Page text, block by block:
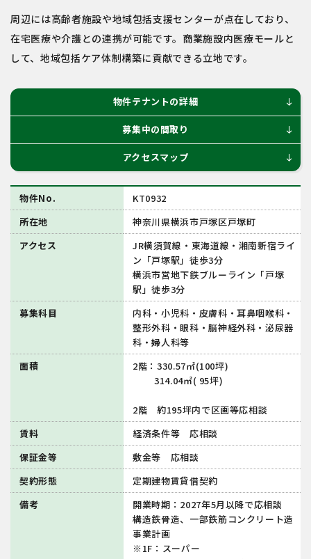
周辺には高齢者施設や地域包括支援センターが点在しており、
在宅医療や介護との連携が可能です。商業施設内医療モールと
して、地域包括ケア体制構築に貢献できる立地です。
物件テナントの詳細 south
募集中の間取り south
アクセスマップ south
物件No.
KT0932
所在地
神奈川県横浜市戸塚区戸塚町
アクセス
JR横須賀線・東海道線・湘南新宿ライ
ン「戸塚駅」徒歩3分
横浜市営地下鉄ブルーライン「戸塚
駅」徒歩3分
募集科目
内科・小児科・皮膚科・耳鼻咽喉科・
整形外科・眼科・脳神経外科・泌尿器
科・婦人科等
面積
2階：330.57㎡(100坪)
314.04㎡( 95坪)
2階 約195坪内で区画等応相談
賃料
経済条件等 応相談
保証金等
敷金等 応相談
契約形態
定期建物賃貸借契約
備考
開業時期：2027年5月以降で応相談
構造鉄骨造、一部鉄筋コンクリート造
事業計画
※1F：スーパー